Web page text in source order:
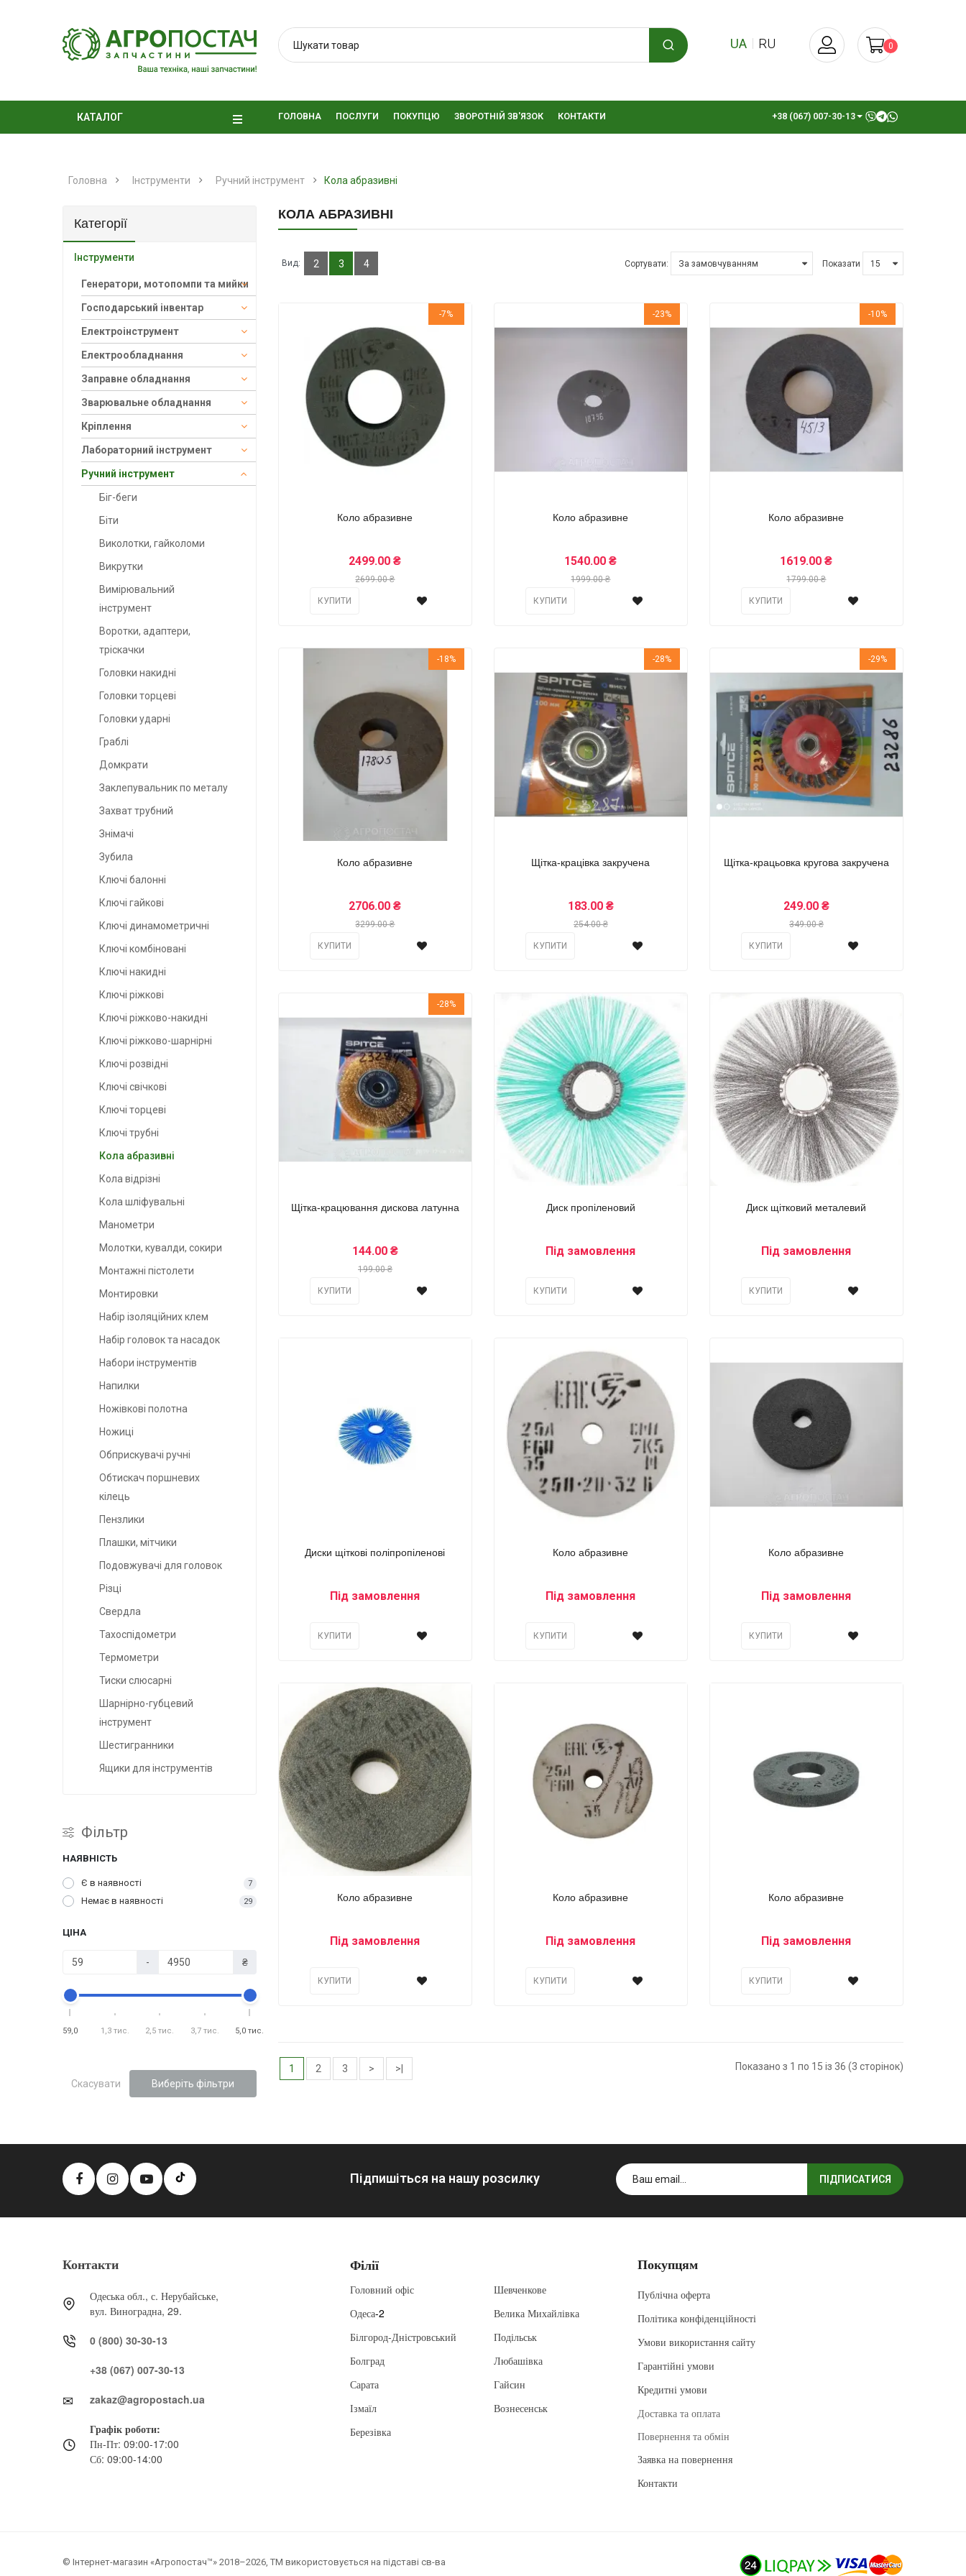
UA RU 0
КАТАЛОГ ГОЛОВНА ПОСЛУГИ ПОКУПЦЮ ЗВОРОТНІЙ ЗВ'ЯЗОК КОНТАКТИ +38 (067) 007-30-13
Головна Інструменти Ручний інструмент Кола абразивні
Категорії
Інструменти
Генератори, мотопомпи та мийки
Господарський інвентар
Електроінструмент
Електрообладнання
Заправне обладнання
Зварювальне обладнання
Кріплення
Лабораторний інструмент
Ручний інструмент
Біг-беги
Біти
Виколотки, гайколоми
Викрутки
Вимірювальний
інструмент
Воротки, адаптери,
тріскачки
Головки накидні
Головки торцеві
Головки ударні
Граблі
Домкрати
Заклепувальник по металу
Захват трубний
Знімачі
Зубила
Ключі балонні
Ключі гайкові
Ключі динамометричні
Ключі комбіновані
Ключі накидні
Ключі ріжкові
Ключі ріжково-накидні
Ключі ріжково-шарнірні
Ключі розвідні
Ключі свічкові
Ключі торцеві
Ключі трубні
Кола абразивні
Кола відрізні
Кола шліфувальні
Манометри
Молотки, кувалди, сокири
Монтажні пістолети
Монтировки
Набір ізоляційних клем
Набір головок та насадок
Набори інструментів
Напилки
Ножівкові полотна
Ножиці
Обприскувачі ручні
Обтискач поршневих
кілець
Пензлики
Плашки, мітчики
Подовжувачі для головок
Різці
Свердла
Тахоспідометри
Термометри
Тиски слюсарні
Шарнірно-губцевий
інструмент
Шестигранники
Ящики для інструментів
Фільтр
НАЯВНІСТЬ
Є в наявності 7
Немає в наявності 29
ЦІНА
- ₴
59,0 1,3 тис. 2,5 тис. 3,7 тис. 5,0 тис.
Скасувати Виберіть фільтри
КОЛА АБРАЗИВНІ
Вид: 2 3 4 Сортувати: Показати
-7%
Коло абразивне
2499.00 ₴
2699.00 ₴
КУПИТИ
-23%
Коло абразивне
1540.00 ₴
1999.00 ₴
КУПИТИ
-10%
Коло абразивне
1619.00 ₴
1799.00 ₴
КУПИТИ
-18%
Коло абразивне
2706.00 ₴
3299.00 ₴
КУПИТИ
-28%
Щітка-крацівка закручена
183.00 ₴
254.00 ₴
КУПИТИ
-29%
Щітка-крацьовка кругова закручена
249.00 ₴
349.00 ₴
КУПИТИ
-28%
Щітка-крацювання дискова латунна
144.00 ₴
199.00 ₴
КУПИТИ
Диск пропіленовий
Під замовлення
КУПИТИ
Диск щітковий металевий
Під замовлення
КУПИТИ
Диски щіткові поліпропіленові
Під замовлення
КУПИТИ
Коло абразивне
Під замовлення
КУПИТИ
Коло абразивне
Під замовлення
КУПИТИ
Коло абразивне
Під замовлення
КУПИТИ
Коло абразивне
Під замовлення
КУПИТИ
Коло абразивне
Під замовлення
КУПИТИ
1 2 3 > >| Показано з 1 по 15 із 36 (3 сторінок)
Підпишіться на нашу розсилку ПІДПИСАТИСЯ
Контакти
Одеська обл., с. Нерубайське,
вул. Виноградна, 29.
0 (800) 30-30-13
+38 (067) 007-30-13
zakaz@agropostach.ua
Графік роботи:
Пн-Пт: 09:00-17:00
Сб: 09:00-14:00
Філії
Головний офіс
Одеса-2
Білгород-Дністровський
Болград
Сарата
Ізмаїл
Березівка
Шевченкове
Велика Михайлівка
Подільськ
Любашівка
Гайсин
Вознесенськ
Покупцям
Публічна оферта
Політика конфіденційності
Умови використання сайту
Гарантійні умови
Кредитні умови
Доставка та оплата
Повернення та обмін
Заявка на повернення
Контакти
© Інтернет-магазин «Агропостач™» 2018–2026, ТМ використовується на підставі св-ва